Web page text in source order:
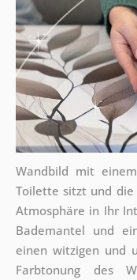
Wandbild mit
Toilette sitzt und
Atmosphäre in Ihr
Bademantel und
einen witzigen und
Farbtonung des